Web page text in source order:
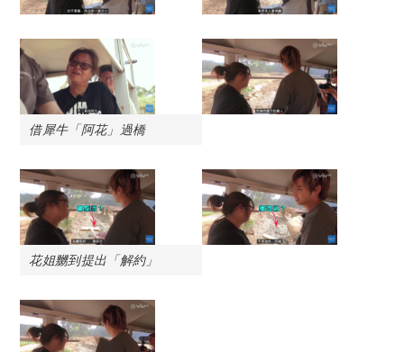
借犀牛「阿花」過橋
花姐嬲到提出「解約」